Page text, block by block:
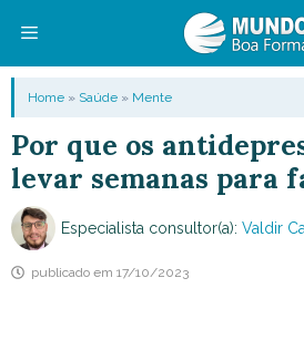
conteúdo
Menu
Home » Saúde » Mente
Por que os
levar semanas para
Especialista consultor(a): Valdir
publicado em 17/10/2023